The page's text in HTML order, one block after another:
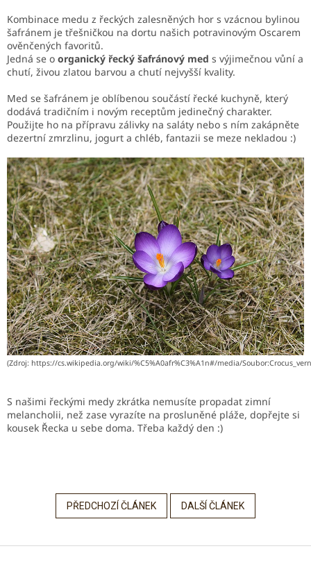
Kombinace medu z řeckých zalesněných hor s vzácnou bylinou
šafránem je třešničkou na dortu našich potravinovým Oscarem
ověnčených favoritů.
Jedná se o organický řecký šafránový med s výjimečnou vůní a
chutí, živou zlatou barvou a chutí nejvyšší kvality.
Med se šafránem je oblíbenou součástí řecké kuchyně, který
dodává tradičním i novým receptům jedinečný charakter.
Použijte ho na přípravu zálivky na saláty nebo s ním zakápněte
dezertní zmrzlinu, jogurt a chléb, fantazii se meze nekladou :)
(Zdroj: https://cs.wikipedia.org/wiki/%C5%A0afr%C3%A1n#/media/
S našimi řeckými medy zkrátka nemusíte propadat zimní
melancholii, než zase vyrazíte na prosluněné pláže, dopřejte si
kousek Řecka u sebe doma. Třeba každý den :)
PŘEDCHOZÍ ČLÁNEK DALŠÍ ČLÁNEK